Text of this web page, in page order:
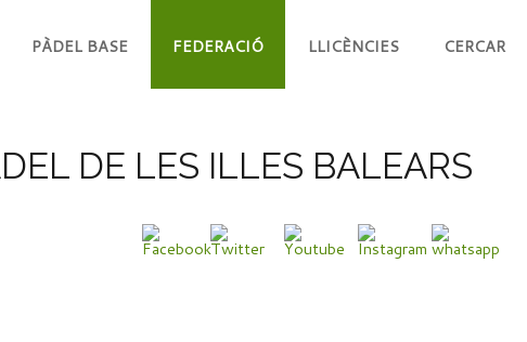
PÀDEL BASE FEDERACIÓ LLICÈNCIES CERCAR
DE LES ILLES BALEARS